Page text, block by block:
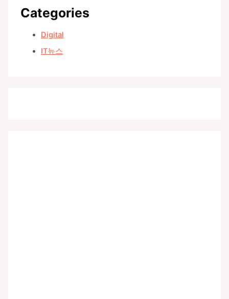
Categories
Digital
IT뉴스